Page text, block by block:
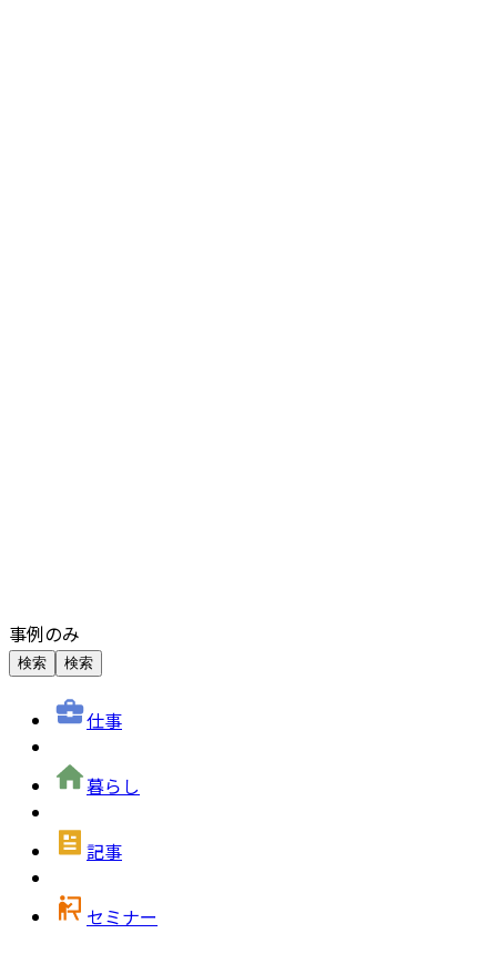
事例のみ
検索 検索
仕事
暮らし
記事
セミナー